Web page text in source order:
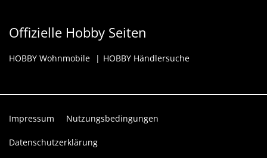
Offizielle Hobby Seiten
HOBBY Wohnmobile HOBBY Händlersuche
Impressum Nutzungsbedingungen
Datenschutzerklärung